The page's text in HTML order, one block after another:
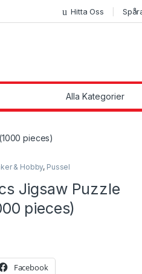
Hitta Oss
pieces)
& Hobby, Pussel
Jigsaw Puzzle
pieces)
Facebook